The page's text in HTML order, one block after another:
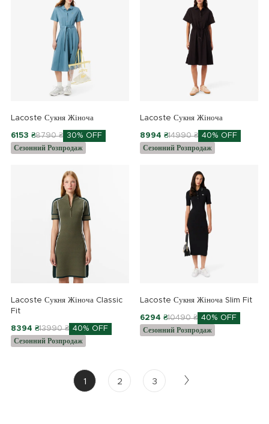
Lacoste Сукня Жіноча
6153 ₴8790 ₴ 30% OFF
Сезонний Розпродаж
Lacoste Сукня Жіноча
8994 ₴14990 ₴ 40% OFF
Сезонний Розпродаж
Lacoste Сукня Жіноча Classic
Fit
8394 ₴13990 ₴ 40% OFF
Сезонний Розпродаж
Lacoste Сукня Жіноча Slim Fit
6294 ₴10490 ₴ 40% OFF
Сезонний Розпродаж
1 2 3